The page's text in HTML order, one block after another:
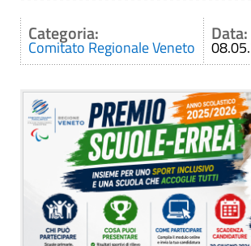
Categoria:
Comitato Regionale Veneto
Data: